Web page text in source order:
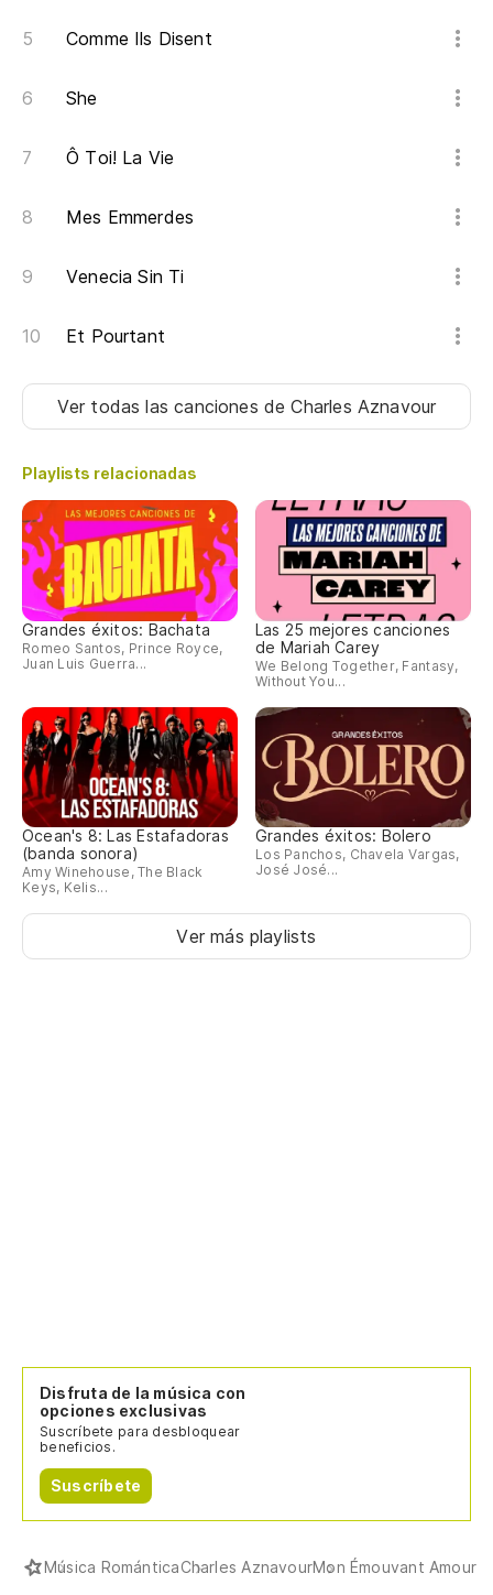
Comme Ils Disent
She
Ô Toi! La Vie
Mes Emmerdes
Venecia Sin Ti
Et Pourtant
Ver todas las canciones de Charles Aznavour
Playlists relacionadas
Grandes éxitos: Bachata
Romeo Santos, Prince Royce,
Juan Luis Guerra...
Las 25 mejores canciones
de Mariah Carey
We Belong Together, Fantasy,
Without You...
Ocean's 8: Las Estafadoras
(banda sonora)
Amy Winehouse, The Black
Keys, Kelis...
Grandes éxitos: Bolero
Los Panchos, Chavela Vargas,
José José...
Ver más playlists
Disfruta de la música con
opciones exclusivas
Suscríbete para desbloquear
beneficios.
Suscríbete
Música RománticaCharles AznavourMon Émouvant Amour